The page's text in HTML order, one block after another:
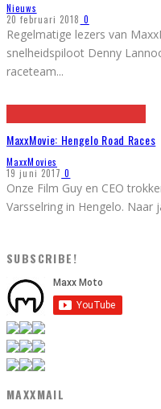
Nieuws
20 februari 2018 0
Regelmatige lezers van
snelheidspiloot Denny
raceteam...
MaxxMovie: Hengelo Road Races
MaxxMovies
19 juni 2017 0
Onze Film Guy en CEO
Varsselring in Hengelo. Naar
SUBSCRIBE!
MAXXMAIL